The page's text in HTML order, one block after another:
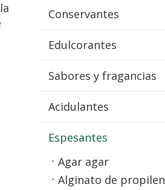
Conservantes
Edulcorantes
Sabores y fragancias
Acidulantes
Espesantes
Agar agar